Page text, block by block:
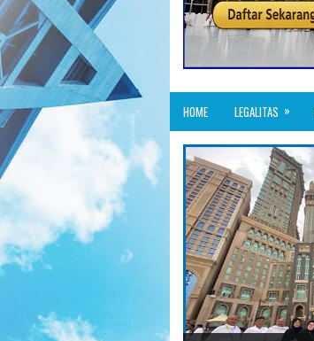
HOME LEGALITAS »